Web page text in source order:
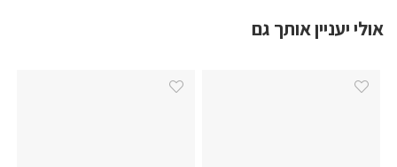
אולי יעניין אותך גם